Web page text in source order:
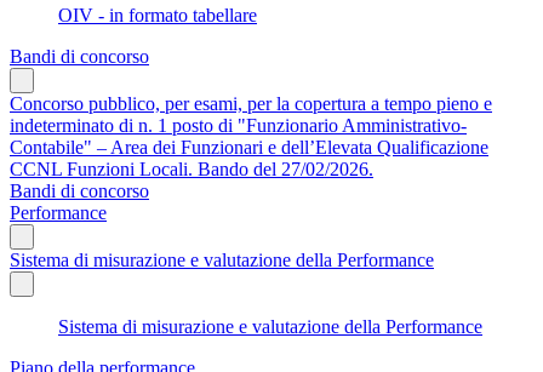
OIV - in formato tabellare
Bandi di concorso
Concorso pubblico, per esami, per la copertura a tempo pieno e
indeterminato di n. 1 posto di "Funzionario Amministrativo-
Contabile" – Area dei Funzionari e dell’Elevata Qualificazione
CCNL Funzioni Locali. Bando del 27/02/2026.
Bandi di concorso
Performance
Sistema di misurazione e valutazione della Performance
Sistema di misurazione e valutazione della Performance
Piano della performance